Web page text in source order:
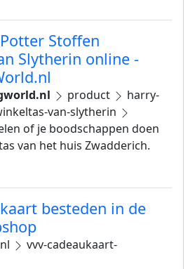
Stoffen
Slytherin online -
product
harry-
van-slytherin
of je boodschappen doen
van het huis Zwadderich.
besteden in de
nl
vvv-cadeaukaart-